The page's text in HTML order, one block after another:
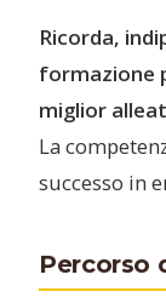
Ricorda,
formazione
miglior
La
successo in
Percorso